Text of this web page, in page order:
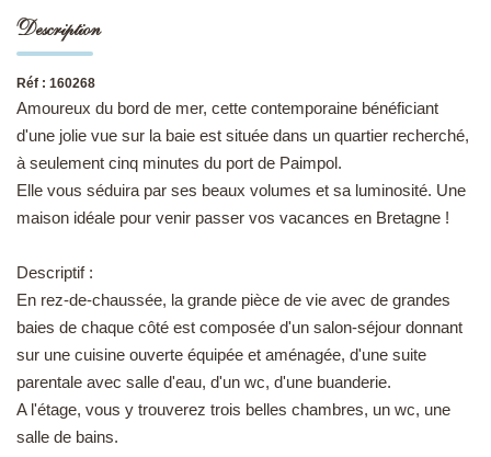
CONTACT
EN
Description
Réf : 160268
Amoureux du bord de mer, cette contemporaine bénéficiant
d'une jolie vue sur la baie est située dans un quartier recherché,
à seulement cinq minutes du port de Paimpol.
Elle vous séduira par ses beaux volumes et sa luminosité. Une
maison idéale pour venir passer vos vacances en Bretagne !
Descriptif :
En rez-de-chaussée, la grande pièce de vie avec de grandes
baies de chaque côté est composée d'un salon-séjour donnant
sur une cuisine ouverte équipée et aménagée, d'une suite
parentale avec salle d'eau, d'un wc, d'une buanderie.
A l'étage, vous y trouverez trois belles chambres, un wc, une
salle de bains.